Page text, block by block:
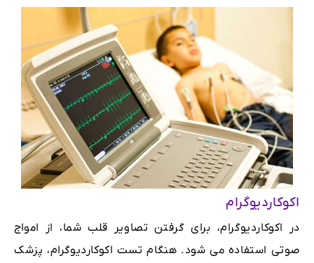
اکوکاردیوگرام
در اکوکاردیوگرام، برای گرفتن تصاویر قلب شما، از امواج
صوتی استفاده می شود. هنگام تست اکوکاردیوگرام، پزشک